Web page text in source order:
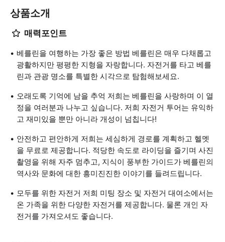
상품소개
매력포인트
베를린을 여행하는 가장 좋은 방법 베를린은 매우 다채롭고
광활하지만 평평한 지형을 자랑합니다. 자전거를 타고 베를
린과 관광 명소를 특별한 시각으로 탐험해보세요.
오래도록 기억에 남을 추억 저희는 베를린을 사랑하며 이 열
정을 여러분과 나누고 싶습니다. 저희 자전거 투어는 유익하
고 재미있을 뿐만 아니라 개성이 넘칩니다!
안전하고 편안하게 저희는 세심하게 경로를 계획하고 헬멧
을 무료로 제공합니다. 적당한 속도로 라이딩을 즐기며 사진
촬영을 위해 자주 멈추고, 지식이 풍부한 가이드가 베를린의
역사와 문화에 대한 흥미진진한 이야기를 들려드립니다.
모두를 위한 자전거 저희 미팅 장소 및 자전거 대여소에서는
온 가족을 위한 다양한 자전거를 제공합니다. 물론 개인 자
전거를 가져오셔도 좋습니다.